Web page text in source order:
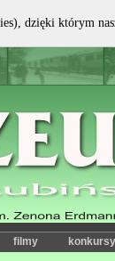
kontrast:
filmy konkursy
dzięki którym